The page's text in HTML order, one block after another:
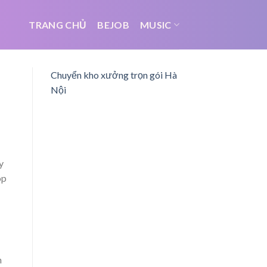
TRANG CHỦ BEJOB MUSIC
Chuyển kho xưởng trọn gói Hà
Nội